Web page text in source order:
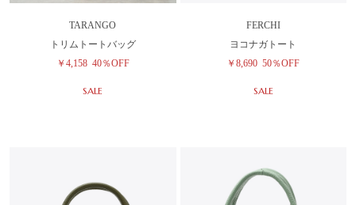
TARANGO
トリムトートバッグ
￥4,158 40％OFF
SALE
FERCHI
ヨコナガトート
￥8,690 50％OFF
SALE